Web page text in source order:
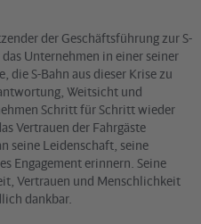
der Geschäftsführung zur S-
Unternehmen in einer seiner
die S-Bahn aus dieser Krise zu
Weitsicht und
Schritt für Schritt wieder
Vertrauen der Fahrgäste
seine Leidenschaft, seine
Engagement erinnern. Seine
Vertrauen und Menschlichkeit
dankbar.